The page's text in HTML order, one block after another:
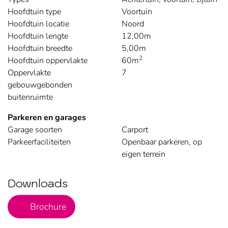
Hoofdtuin type
Voortuin
Hoofdtuin locatie
Noord
Hoofdtuin lengte
12,00m
Hoofdtuin breedte
5,00m
Hoofdtuin oppervlakte
60m2
Oppervlakte
gebouwgebonden
buitenruimte
7
Parkeren en garages
Garage soorten
Carport
Parkeerfaciliteiten
Openbaar parkeren, op
eigen terrein
Downloads
PDF Bestand
Brochure